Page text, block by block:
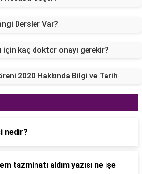
Dersler Var?
kaç doktor onayı gerekir?
2020 Hakkında Bilgi ve Tarih
nedir?
tazminatı aldım yazısı ne işe